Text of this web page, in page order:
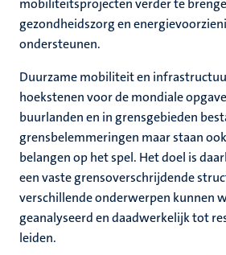
mobiliteitsprojecten verder te
gezondheidszorg en
ondersteunen.
Duurzame mobiliteit en
hoekstenen voor de mondiale
buurlanden en in grensgebieden
grensbelemmeringen maar staan
belangen op het spel. Het doel is
een vaste grensoverschrijdende
verschillende onderwerpen kunnen
geanalyseerd en daadwerkelijk tot
leiden.